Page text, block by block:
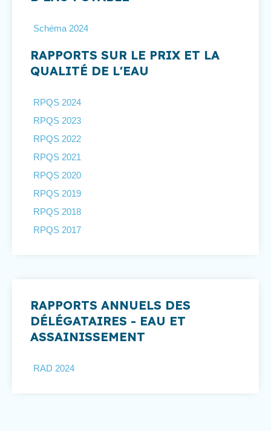
Schéma 2024
RAPPORTS SUR LE PRIX ET LA
QUALITÉ DE L'EAU
RPQS 2024
RPQS 2023
RPQS 2022
RPQS 2021
RPQS 2020
RPQS 2019
RPQS 2018
RPQS 2017
RAPPORTS ANNUELS DES
DÉLÉGATAIRES - EAU ET
ASSAINISSEMENT
RAD 2024